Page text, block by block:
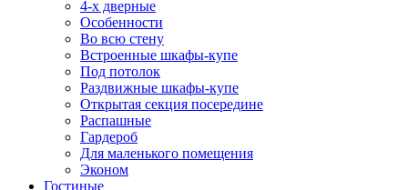
4-х дверные
Особенности
Во всю стену
Встроенные шкафы-купе
Под потолок
Раздвижные шкафы-купе
Открытая секция посередине
Распашные
Гардероб
Для маленького помещения
Эконом
Гостиные